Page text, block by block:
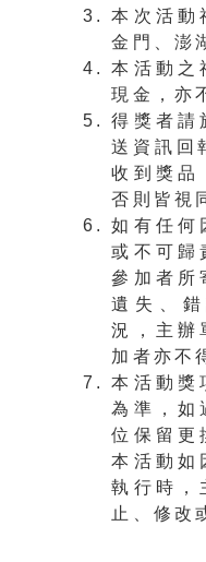
本次活動
金門、澎
本活動之
現金，亦
得獎者請
送資訊回
收到獎品
否則皆視
如有任何
或不可歸
參加者所
遺失、
況，主辦
加者亦不
本活動獎
為準，如
位保留更
本活動如
執行時，
止、修改